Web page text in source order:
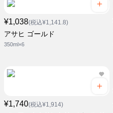
¥1,038(税込¥1,141.8)
アサヒ ゴールド
350ml×6
¥1,740(税込¥1,914)